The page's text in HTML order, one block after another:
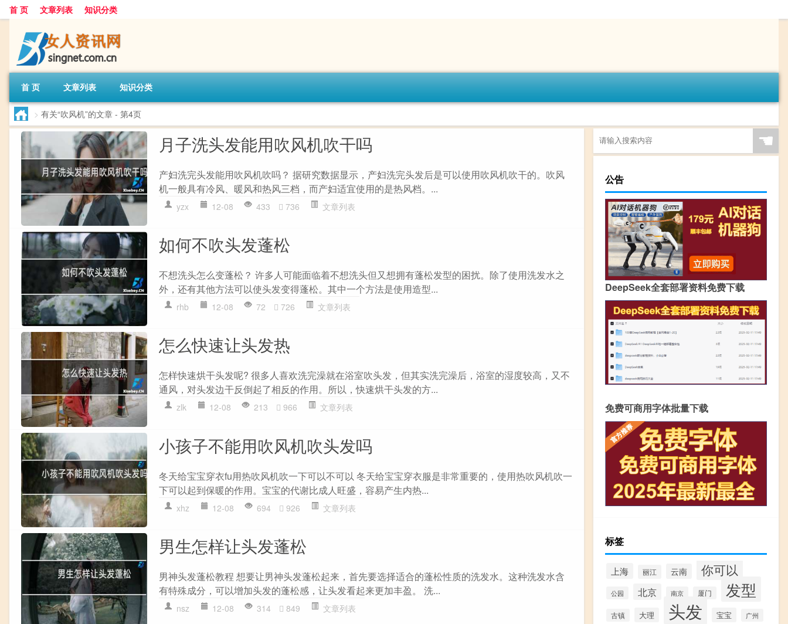
首 页 文章列表 知识分类
首 页 文章列表 知识分类
> 有关“吹风机”的文章 - 第4页
月子洗头发能用吹风机吹干吗
产妇洗完头发能用吹风机吹吗？ 据研究数据显示，产妇洗完头发后是可以使用吹风机吹干的。吹风
机一般具有冷风、暖风和热风三档，而产妇适宜使用的是热风档。...
yzx 12-08 433 736 文章列表
如何不吹头发蓬松
不想洗头怎么变蓬松？ 许多人可能面临着不想洗头但又想拥有蓬松发型的困扰。除了使用洗发水之
外，还有其他方法可以使头发变得蓬松。其中一个方法是使用造型...
rhb 12-08 72 726 文章列表
怎么快速让头发热
怎样快速烘干头发呢? 很多人喜欢洗完澡就在浴室吹头发，但其实洗完澡后，浴室的湿度较高，又不
通风，对头发边干反倒起了相反的作用。所以，快速烘干头发的方...
zlk 12-08 213 966 文章列表
小孩子不能用吹风机吹头发吗
冬天给宝宝穿衣fu用热吹风机吹一下可以不可以 冬天给宝宝穿衣服是非常重要的，使用热吹风机吹一
下可以起到保暖的作用。宝宝的代谢比成人旺盛，容易产生内热...
xhz 12-08 694 926 文章列表
男生怎样让头发蓬松
男神头发蓬松教程 想要让男神头发蓬松起来，首先要选择适合的蓬松性质的洗发水。这种洗发水含
有特殊成分，可以增加头发的蓬松感，让头发看起来更加丰盈。 洗...
nsz 12-08 314 849 文章列表
☚
公告
DeepSeek全套部署资料免费下载
免费可商用字体批量下载
标签
上海 丽江 云南 你可以
公园 北京 南京 厦门 发型
古镇 大理 头发 宝宝 广州